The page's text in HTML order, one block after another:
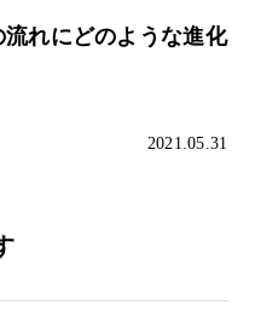
れにどのような進化
2021.05.31